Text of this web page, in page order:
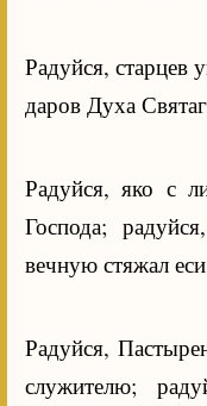
Радуйся, старцев
даров Духа
Радуйся, яко с
Господа;
вечную стяжал
Радуйся,
служителю;